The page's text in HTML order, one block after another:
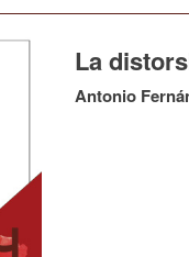
La
Antonio